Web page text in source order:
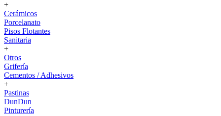
+
Cerámicos
Porcelanato
Pisos Flotantes
Sanitaria
+
Otros
Grifería
Cementos / Adhesivos
+
Pastinas
DunDun
Pinturería